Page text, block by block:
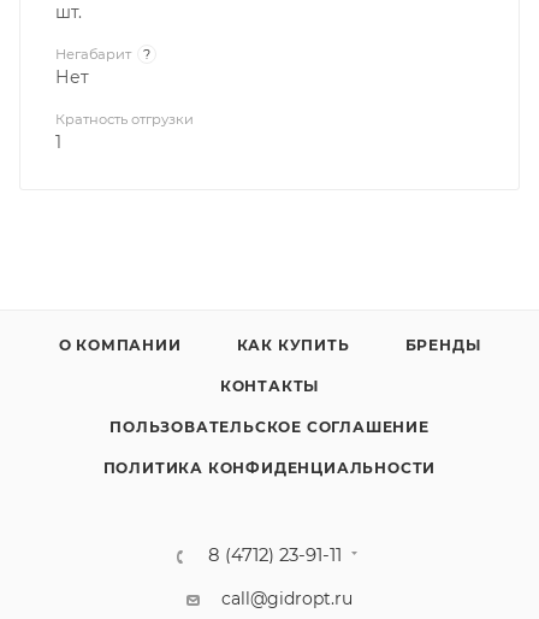
шт.
Негабарит ?
Нет
Кратность отгрузки
1
О КОМПАНИИ КАК КУПИТЬ БРЕНДЫ
КОНТАКТЫ
ПОЛЬЗОВАТЕЛЬСКОЕ СОГЛАШЕНИЕ
ПОЛИТИКА КОНФИДЕНЦИАЛЬНОСТИ
8 (4712) 23-91-11
call@gidropt.ru